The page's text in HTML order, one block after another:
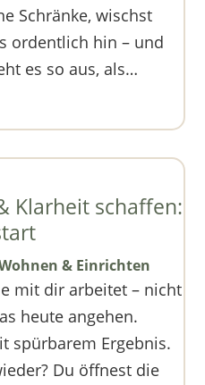
Schränke, wischst
ordentlich hin – und
es so aus, als…
Klarheit schaffen:
& Einrichten
mit dir arbeitet – nicht
heute angehen.
spürbarem Ergebnis.
Du öffnest die